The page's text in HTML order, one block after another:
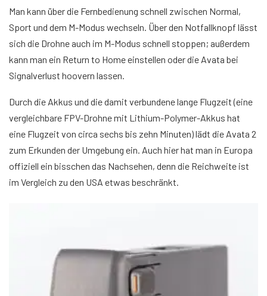
Man kann über die Fernbedienung schnell zwischen Normal,
Sport und dem M-Modus wechseln. Über den Notfallknopf lässt
sich die Drohne auch im M-Modus schnell stoppen; außerdem
kann man ein Return to Home einstellen oder die Avata bei
Signalverlust hoovern lassen.
Durch die Akkus und die damit verbundene lange Flugzeit (eine
vergleichbare FPV-Drohne mit Lithium-Polymer-Akkus hat
eine Flugzeit von circa sechs bis zehn Minuten) lädt die Avata 2
zum Erkunden der Umgebung ein. Auch hier hat man in Europa
offiziell ein bisschen das Nachsehen, denn die Reichweite ist
im Vergleich zu den USA etwas beschränkt.